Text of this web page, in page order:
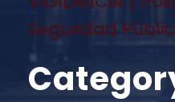
Seguridad